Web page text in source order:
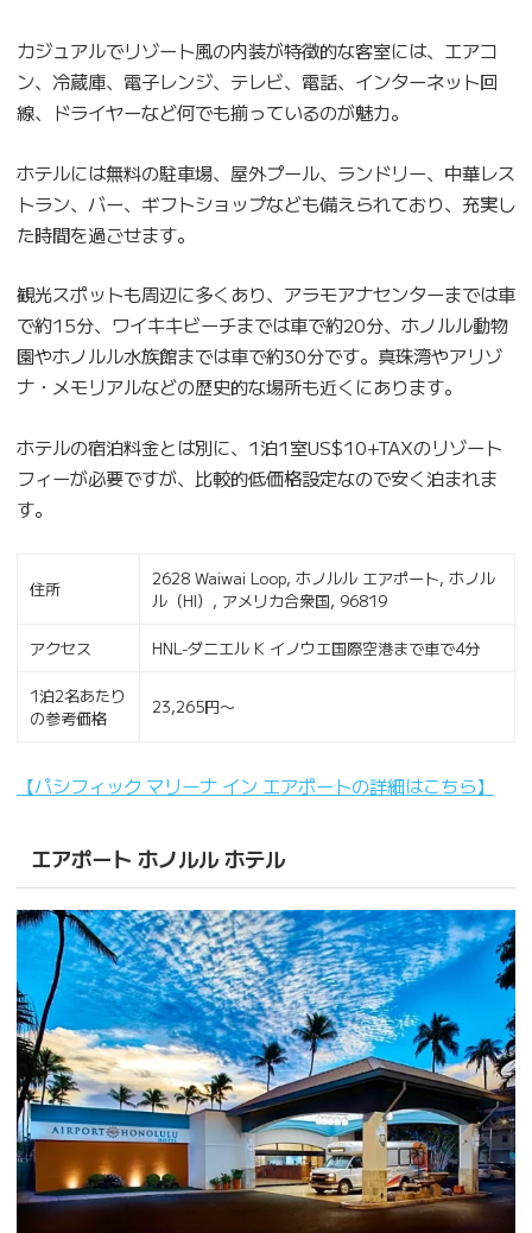
カジュアルでリゾート風の内装が特徴的な客室には、エアコ
ン、冷蔵庫、電子レンジ、テレビ、電話、インターネット回
線、ドライヤーなど何でも揃っているのが魅力。
ホテルには無料の駐車場、屋外プール、ランドリー、中華レス
トラン、バー、ギフトショップなども備えられており、充実し
た時間を過ごせます。
観光スポットも周辺に多くあり、アラモアナセンターまでは車
で約15分、ワイキキビーチまでは車で約20分、ホノルル動物
園やホノルル水族館までは車で約30分です。真珠湾やアリゾ
ナ・メモリアルなどの歴史的な場所も近くにあります。
ホテルの宿泊料金とは別に、1泊1室US$10+TAXのリゾート
フィーが必要ですが、比較的低価格設定なので安く泊まれま
す。
住所
2628 Waiwai Loop, ホノルル エアポート, ホノル
ル（HI）, アメリカ合衆国, 96819
アクセス HNL-ダニエル K イノウエ国際空港まで車で4分
1泊2名あたり
の参考価格
23,265円〜
【パシフィック マリーナ イン エアポートの詳細はこちら】
エアポート ホノルル ホテル